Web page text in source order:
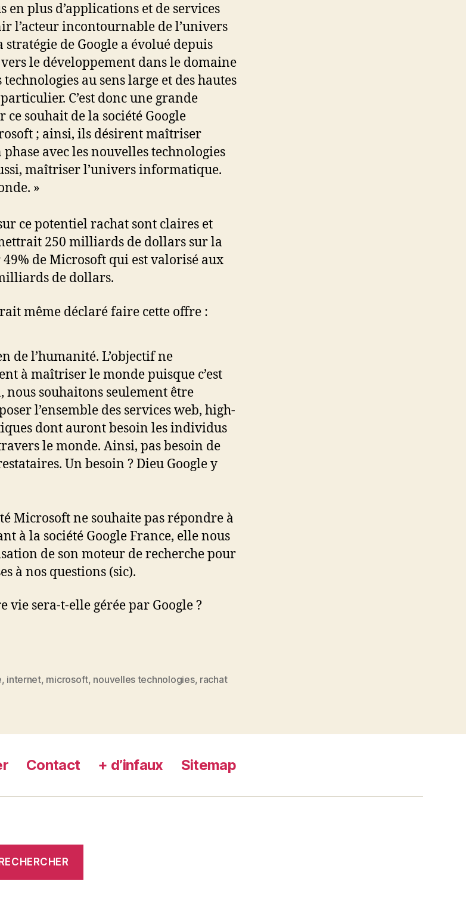
en plus d’applications et de services
l’acteur incontournable de l’univers
de Google a évolué depuis
le développement dans le domaine
au sens large et des hautes
C’est donc une grande
souhait de la société Google
; ainsi, ils désirent maîtriser
avec les nouvelles technologies
maîtriser l’univers informatique.
»
ce potentiel rachat sont claires et
250 milliards de dollars sur la
de Microsoft qui est valorisé aux
de dollars.
même déclaré faire cette offre :
de l’humanité. L’objectif ne
à maîtriser le monde puisque c’est
nous souhaitons seulement être
l’ensemble des services web, high-
dont auront besoin les individus
le monde. Ainsi, pas besoin de
Un besoin ? Dieu Google y
Microsoft ne souhaite pas répondre à
à la société Google France, elle nous
de son moteur de recherche pour
à nos questions (sic).
vie sera-t-elle gérée par Google ?
, internet, microsoft, nouvelles technologies, rachat
Contact + d’infaux Sitemap